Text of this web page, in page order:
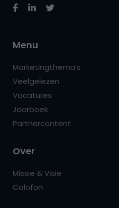
Menu
Marketingthema’s
Veelgelezen
Vacatures
Jaarboek
Partnercontent
Over
Missie & Visie
Colofon